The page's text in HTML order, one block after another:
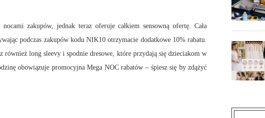
zakupów, jednak teraz oferuje całkiem sensowną ofertę. Cała
podczas zakupów kodu NIK10 otrzymacie dodatkowe 10% rabatu.
long sleevy i spodnie dresowe, które przydają się dzieciakom w
obowiązuje promocyjna Mega NOC rabatów – śpiesz się by zdążyć